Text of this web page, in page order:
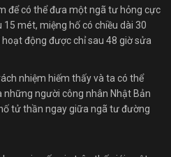
để có thể đưa một ngã tư hỏng cực
mét, miệng hố có chiều dài 30
động được chỉ sau 48 giờ sửa
nhiệm hiếm thấy và ta có thể
những người công nhân Nhật Bản
tử thần ngay giữa ngã tư đường